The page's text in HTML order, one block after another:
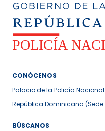
CONÓCENOS
Palacio de la Policía
República Dominicana (Sede
BÚSCANOS